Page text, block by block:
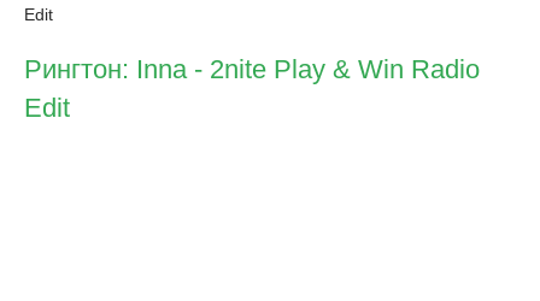
Edit
Рингтон: Inna - 2nite Play & Win Radio
Edit